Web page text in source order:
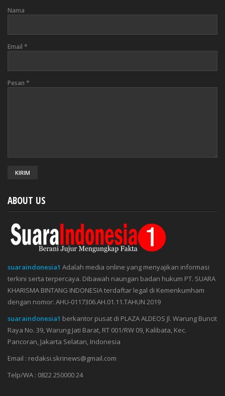
Nama
Email *
Pesan *
ABOUT US
suaraindonesia1 Adalah media online yang menyajikan informasi
terkini serta terpercaya. Dibawah naungan badan hukum PT. SUARA
KHARISMA BINTANG INDONESIA terdaftar legal di Kemenkumham
dengan nomor: AHU-0117306.AH.01.11.TAHUN 2019
suaraindonesia1 berkantor pusat di PLAZA ALDEOS Jl. Warung Buncit
Raya No. 39, Warung Jati Barat, RT 001/RW 09, Kalibata, Kec.
Pancoran, Jakarta Selatan, Indonesia
Email : redaksi.skrinews@gmail.com
Telp/WA : 0822 250000 24